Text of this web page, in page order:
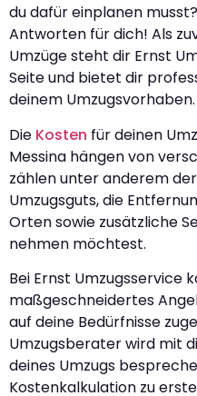
du dafür einplanen
Antworten für dich! Als
Umzüge steht dir Ernst
Seite und bietet dir
deinem Umzugsvorhaben.
Die Kosten für deinen
Messina hängen von
zählen unter anderem
Umzugsguts, die
Orten sowie zusätzliche
nehmen möchtest.
Bei Ernst Umzugsservice
maßgeschneidertes
auf deine Bedürfnisse
Umzugsberater wird mit
deines Umzugs
Kostenkalkulation zu